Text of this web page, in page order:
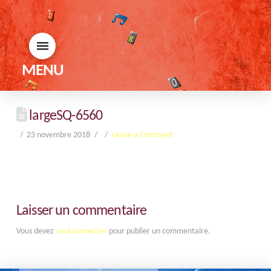
MENU
largeSQ-6560
23 novembre 2018 Leave a Comment
Laisser un commentaire
Vous devez vous connecterpour publier un commentaire.